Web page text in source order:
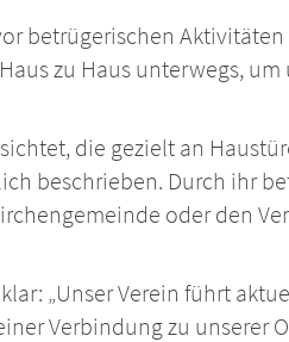
betrügerischen
zu Haus unterwegs,
die gezielt an
beschrieben. Durch ihr
oder den
„Unser Verein führt
Verbindung zu unserer